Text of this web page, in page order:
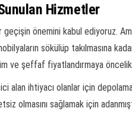
Hizmetler
önemini kabul ediyoruz.
sökülüp takılmasına
ve şeffaf fiyatlandırmaya
alan ihtiyacı olanlar için
olmasını sağlamak için